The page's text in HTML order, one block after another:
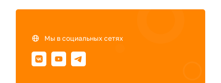
Мы в социальных сетях